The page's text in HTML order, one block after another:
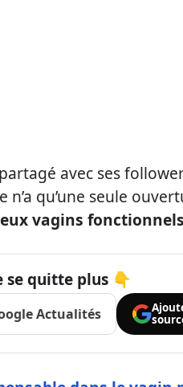
avec ses
qu’une seule
vagins fonctionnels
se quitte plus 👇
Actualités